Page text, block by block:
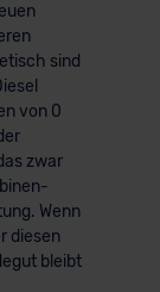
sind
von 0
zwar
Wenn
diesen
bleibt